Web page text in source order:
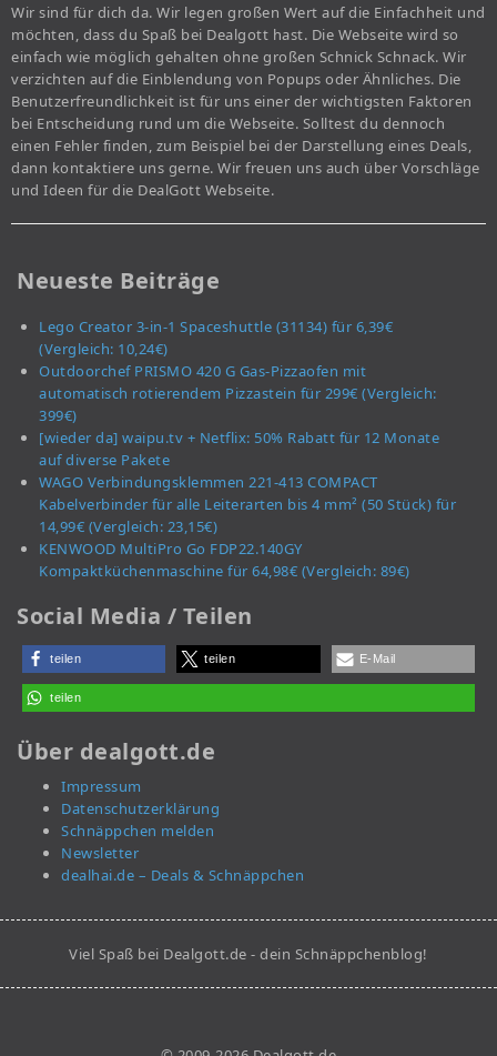
Wir sind für dich da. Wir legen großen Wert auf die Einfachheit und
möchten, dass du Spaß bei Dealgott hast. Die Webseite wird so
einfach wie möglich gehalten ohne großen Schnick Schnack. Wir
verzichten auf die Einblendung von Popups oder Ähnliches. Die
Benutzerfreundlichkeit ist für uns einer der wichtigsten Faktoren
bei Entscheidung rund um die Webseite. Solltest du dennoch
einen Fehler finden, zum Beispiel bei der Darstellung eines Deals,
dann kontaktiere uns gerne. Wir freuen uns auch über Vorschläge
und Ideen für die DealGott Webseite.
Neueste Beiträge
Lego Creator 3-in-1 Spaceshuttle (31134) für 6,39€
(Vergleich: 10,24€)
Outdoorchef PRISMO 420 G Gas-Pizzaofen mit
automatisch rotierendem Pizzastein für 299€ (Vergleich:
399€)
[wieder da] waipu.tv + Netflix: 50% Rabatt für 12 Monate
auf diverse Pakete
WAGO Verbindungsklemmen 221-413 COMPACT
Kabelverbinder für alle Leiterarten bis 4 mm² (50 Stück) für
14,99€ (Vergleich: 23,15€)
KENWOOD MultiPro Go FDP22.140GY
Kompaktküchenmaschine für 64,98€ (Vergleich: 89€)
Social Media / Teilen
teilen teilen E-Mail
teilen
Über dealgott.de
Impressum
Datenschutzerklärung
Schnäppchen melden
Newsletter
dealhai.de – Deals & Schnäppchen
Viel Spaß bei Dealgott.de - dein Schnäppchenblog!